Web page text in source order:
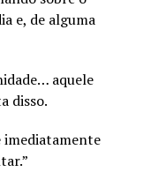
e, de alguma
aquele
disso.
imediatamente